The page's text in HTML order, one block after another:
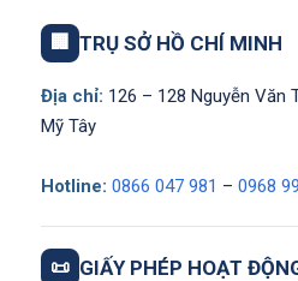
🏢 TRỤ SỞ HỒ CHÍ MINH
Địa chỉ: 126 – 128 Nguyễn Văn
Mỹ Tây
Hotline: 0866 047 981 – 0968
📜 GIẤY PHÉP HOẠT